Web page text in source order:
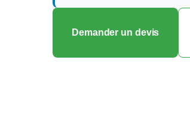
Demander un devis